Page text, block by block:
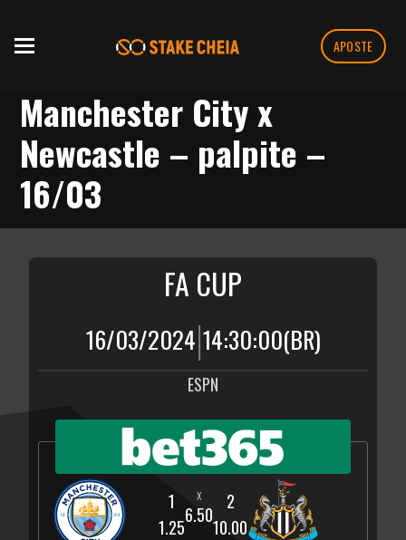
APOSTE
Manchester City x
Newcastle – palpite –
16/03
FA CUP
16/03/2024|14:30:00(BR)
ESPN
1.25
6.50
10.00